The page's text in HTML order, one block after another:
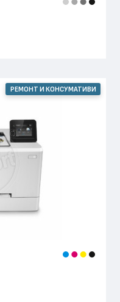
РЕМОНТ И КОНСУМАТИВИ